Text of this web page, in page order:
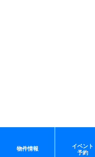
物件情報
イベント
予約